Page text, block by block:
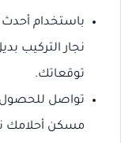
باستخدام أحدث
نجار التركيب
توقعاتك.
تواصل للحصول
مسكن أحلامك